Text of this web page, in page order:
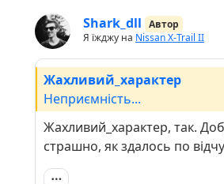
Shark_dll Автор
Я їжджу на Nissan X-Trail II
Жахливий_характер
Неприємність...
Жахливий_характер, так.
страшно, як здалось по